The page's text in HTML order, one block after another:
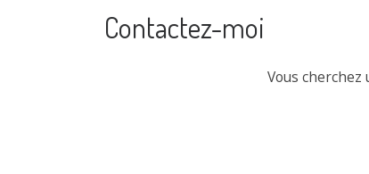
Contactez-moi
Vous